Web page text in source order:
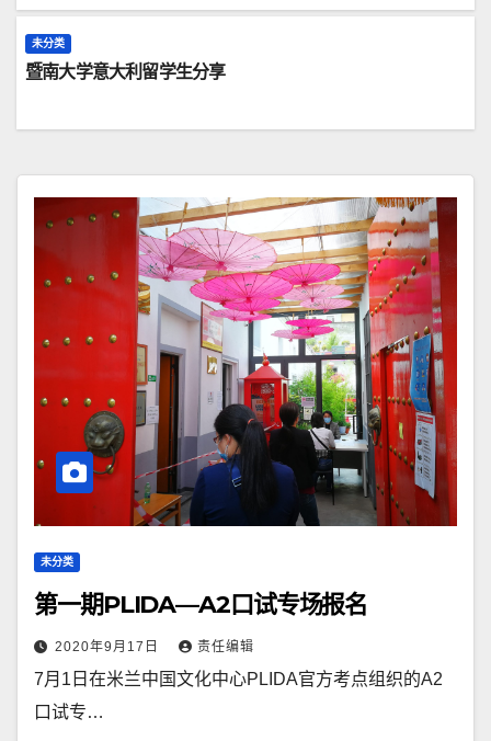
未分类
暨南大学意大利留学生分享
未分类
第一期PLIDA—A2口试专场报名
2020年9月17日 责任编辑
7月1日在米兰中国文化中心PLIDA官方考点组织的A2
口试专…